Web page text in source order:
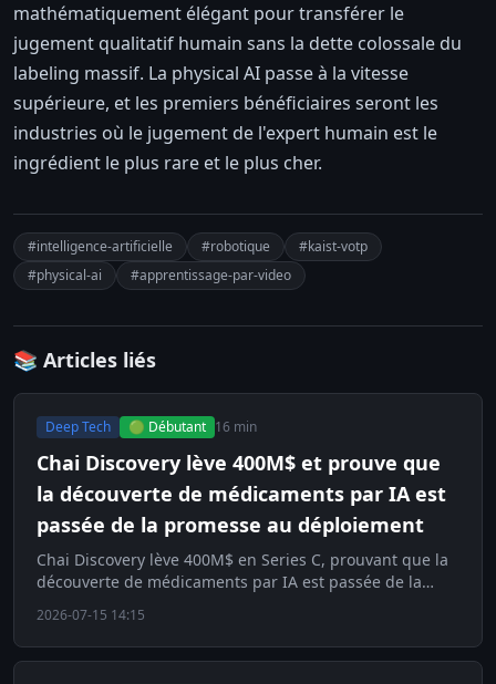
mathématiquement élégant pour transférer le
jugement qualitatif humain sans la dette colossale du
labeling massif. La physical AI passe à la vitesse
supérieure, et les premiers bénéficiaires seront les
industries où le jugement de l'expert humain est le
ingrédient le plus rare et le plus cher.
#intelligence-artificielle #robotique
#kaist-votp
#physical-ai
#apprentissage-par-video
📚 Articles liés
Deep Tech 🟢 Débutant 16 min
Chai Discovery lève 400M$ et prouve que
la découverte de médicaments par IA est
passée de la promesse au déploiement
Chai Discovery lève 400M$ en Series C, prouvant que la
découverte de médicaments par IA est passée de la
2026-07-15 14:15